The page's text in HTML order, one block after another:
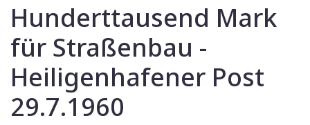
Hunderttausend Mark
für Straßenbau -
Heiligenhafener Post
29.7.1960